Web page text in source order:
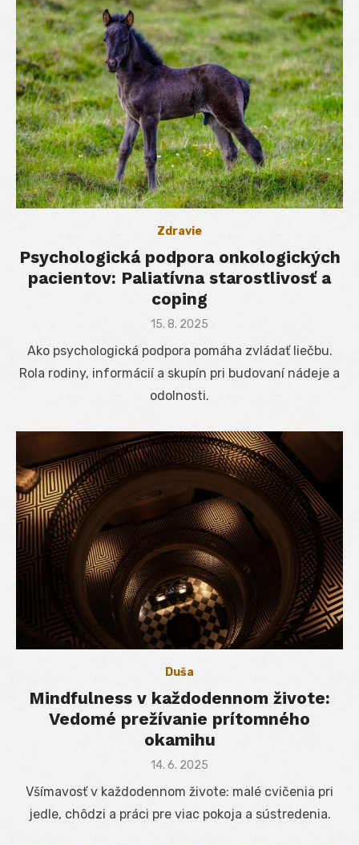
Zdravie
Psychologická podpora onkologických
pacientov: Paliatívna starostlivosť a
coping
Posted
15. 8. 2025
Ako psychologická podpora pomáha zvládať liečbu.
Rola rodiny, informácií a skupín pri budovaní nádeje a
odolnosti.
Duša
Mindfulness v každodennom živote:
Vedomé prežívanie prítomného
okamihu
Posted
14. 6. 2025
Všímavosť v každodennom živote: malé cvičenia pri
jedle, chôdzi a práci pre viac pokoja a sústredenia.